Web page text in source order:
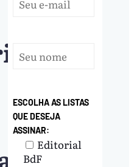
ESCOLHA AS LISTAS
QUE DESEJA
ASSINAR:
Editorial
BdF